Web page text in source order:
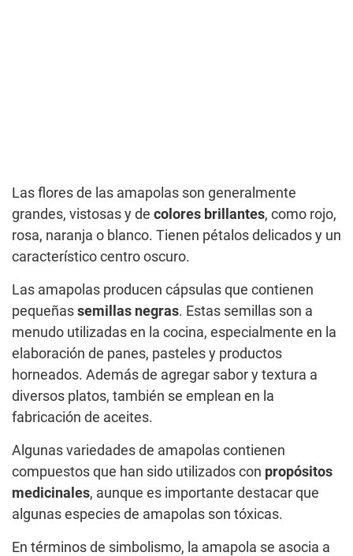
Las flores de las amapolas son generalmente
grandes, vistosas y de colores brillantes, como rojo,
rosa, naranja o blanco. Tienen pétalos delicados y un
característico centro oscuro.
Las amapolas producen cápsulas que contienen
pequeñas semillas negras. Estas semillas son a
menudo utilizadas en la cocina, especialmente en la
elaboración de panes, pasteles y productos
horneados. Además de agregar sabor y textura a
diversos platos, también se emplean en la
fabricación de aceites.
Algunas variedades de amapolas contienen
compuestos que han sido utilizados con propósitos
medicinales, aunque es importante destacar que
algunas especies de amapolas son tóxicas.
En términos de simbolismo, la amapola se asocia a